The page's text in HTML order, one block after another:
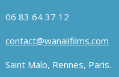
06 83 64 37 12
contact@wanaiifilms.com
Saint Malo, Rennes, Paris.